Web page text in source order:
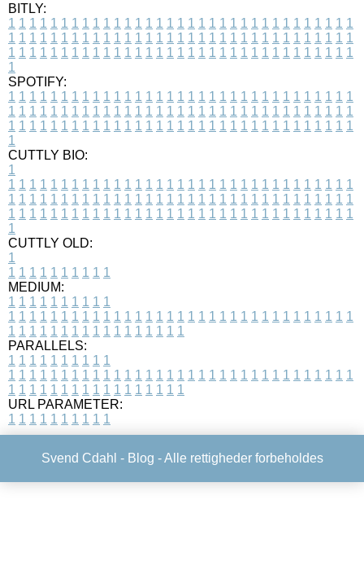
BITLY:
1 1 1 1 1 1 1 1 1 1 1 1 1 1 1 1 1 1 1 1 1 1 1 1 1 1 1 1 1 1 1 1 1
1 1 1 1 1 1 1 1 1 1 1 1 1 1 1 1 1 1 1 1 1 1 1 1 1 1 1 1 1 1 1 1 1
1 1 1 1 1 1 1 1 1 1 1 1 1 1 1 1 1 1 1 1 1 1 1 1 1 1 1 1 1 1 1 1 1
1
SPOTIFY:
1 1 1 1 1 1 1 1 1 1 1 1 1 1 1 1 1 1 1 1 1 1 1 1 1 1 1 1 1 1 1 1 1
1 1 1 1 1 1 1 1 1 1 1 1 1 1 1 1 1 1 1 1 1 1 1 1 1 1 1 1 1 1 1 1 1
1 1 1 1 1 1 1 1 1 1 1 1 1 1 1 1 1 1 1 1 1 1 1 1 1 1 1 1 1 1 1 1 1
1
CUTTLY BIO:
1
1 1 1 1 1 1 1 1 1 1 1 1 1 1 1 1 1 1 1 1 1 1 1 1 1 1 1 1 1 1 1 1 1
1 1 1 1 1 1 1 1 1 1 1 1 1 1 1 1 1 1 1 1 1 1 1 1 1 1 1 1 1 1 1 1 1
1 1 1 1 1 1 1 1 1 1 1 1 1 1 1 1 1 1 1 1 1 1 1 1 1 1 1 1 1 1 1 1 1
1
CUTTLY OLD:
1
1 1 1 1 1 1 1 1 1 1
MEDIUM:
1 1 1 1 1 1 1 1 1 1
1 1 1 1 1 1 1 1 1 1 1 1 1 1 1 1 1 1 1 1 1 1 1 1 1 1 1 1 1 1 1 1 1
1 1 1 1 1 1 1 1 1 1 1 1 1 1 1 1 1
PARALLELS:
1 1 1 1 1 1 1 1 1 1
1 1 1 1 1 1 1 1 1 1 1 1 1 1 1 1 1 1 1 1 1 1 1 1 1 1 1 1 1 1 1 1 1
1 1 1 1 1 1 1 1 1 1 1 1 1 1 1 1 1
URL PARAMETER:
1 1 1 1 1 1 1 1 1 1
Svend Cdahl - Blog - Alle rettigheder forbeholdes